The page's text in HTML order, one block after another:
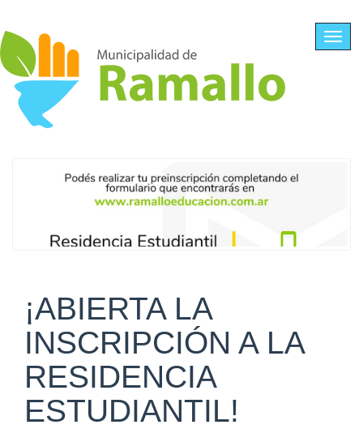
¡ABIERTA LA
INSCRIPCIÓN A LA
RESIDENCIA
ESTUDIANTIL!